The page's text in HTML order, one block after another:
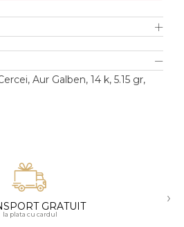
Aur Galben, 14 k, 5.15 gr,
GRATUIT
la plata cu cardul
›